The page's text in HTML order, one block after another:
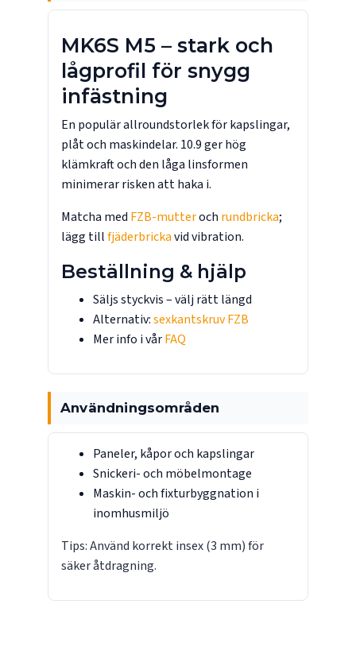
MK6S M5 – stark och
lågprofil för snygg
infästning
En populär allroundstorlek för kapslingar,
plåt och maskindelar. 10.9 ger hög
klämkraft och den låga linsformen
minimerar risken att haka i.
Matcha med FZB-mutteroch rundbricka;
lägg tillfjäderbrickavid vibration.
Beställning & hjälp
Säljs styckvis – välj rätt längd
Alternativ:sexkantskruv FZB
Mer info i vårFAQ
Användningsområden
Paneler, kåpor och kapslingar
Snickeri- och möbelmontage
Maskin- och fixturbyggnation i
inomhusmiljö
Tips: Använd korrekt insex (3 mm) för
säker åtdragning.